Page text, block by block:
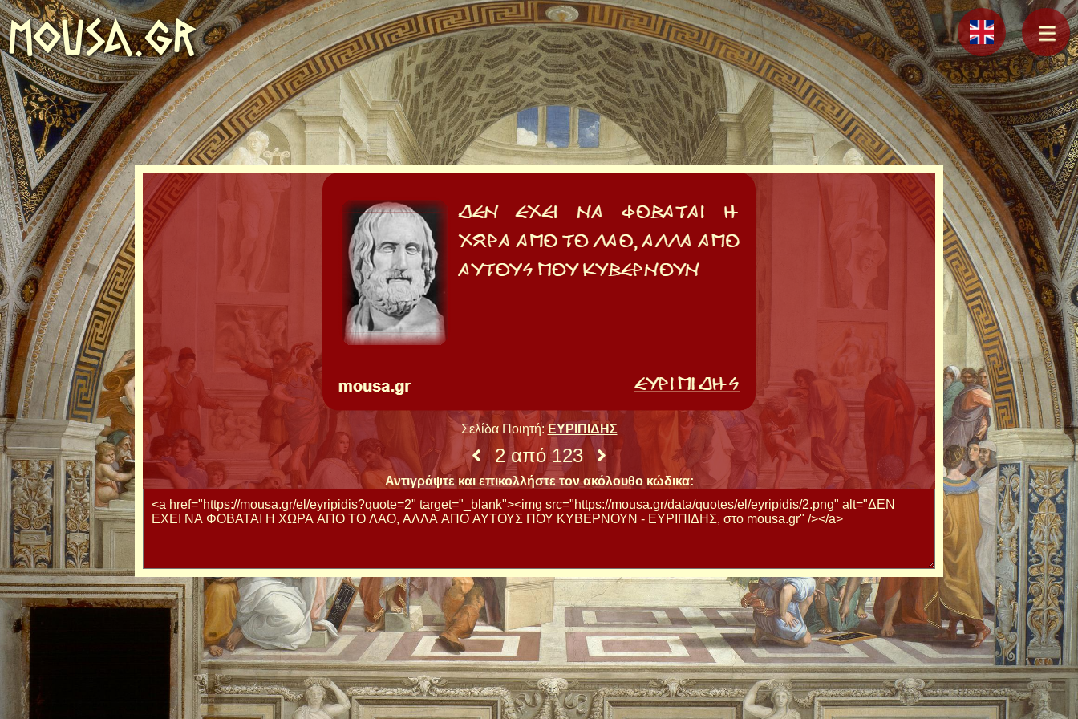
MOUSA.GR
Σελίδα Ποιητή: ΕΥΡΙΠΙΔΗΣ
2 από 123
Αντιγράψτε και επικολλήστε τον ακόλουθο κώδικα: